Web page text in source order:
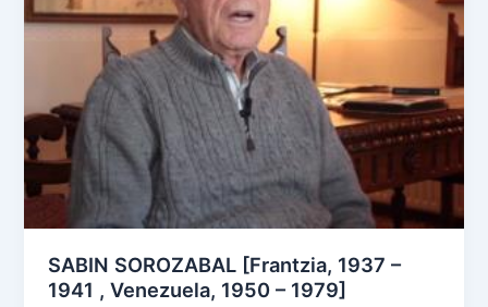
SABIN SOROZABAL [Frantzia, 1937 –
1941 , Venezuela, 1950 – 1979]